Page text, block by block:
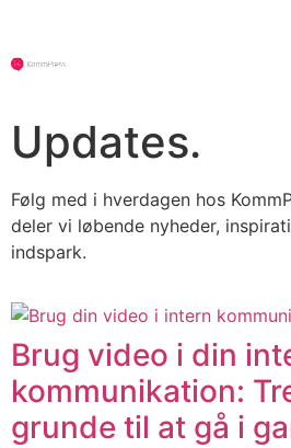
Updates.
Følg med i hverdagen hos
deler vi løbende nyheder,
indspark.
Brug video i din
kommunikation:
grunde til at gå i